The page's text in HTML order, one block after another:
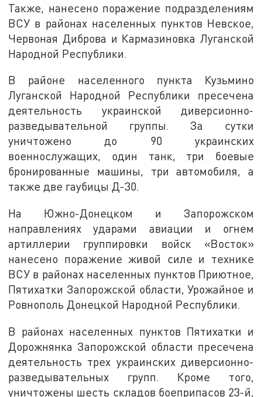
Также, нанесено поражение подразделениям
ВСУ в районах населенных пунктов Невское,
Червоная Диброва и Кармазиновка Луганской
Народной Республики.
В районе населенного пункта Кузьмино
Луганской Народной Республики пресечена
деятельность украинской диверсионно-
разведывательной группы. За сутки
уничтожено до 90 украинских
военнослужащих, один танк, три боевые
бронированные машины, три автомобиля, а
также две гаубицы Д-30.
На Южно-Донецком и Запорожском
направлениях ударами авиации и огнем
артиллерии группировки войск «Восток»
нанесено поражение живой силе и технике
ВСУ в районах населенных пунктов Приютное,
Пятихатки Запорожской области, Урожайное и
Ровнополь Донецкой Народной Республики.
В районах населенных пунктов Пятихатки и
Дорожнянка Запорожской области пресечена
деятельность трех украинских диверсионно-
разведывательных групп. Кроме того,
уничтожены шесть складов боеприпасов 23-й,